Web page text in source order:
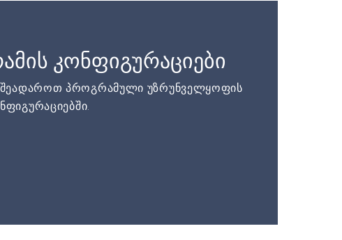
კონფიგურაციები
პროგრამული უზრუნველყოფის